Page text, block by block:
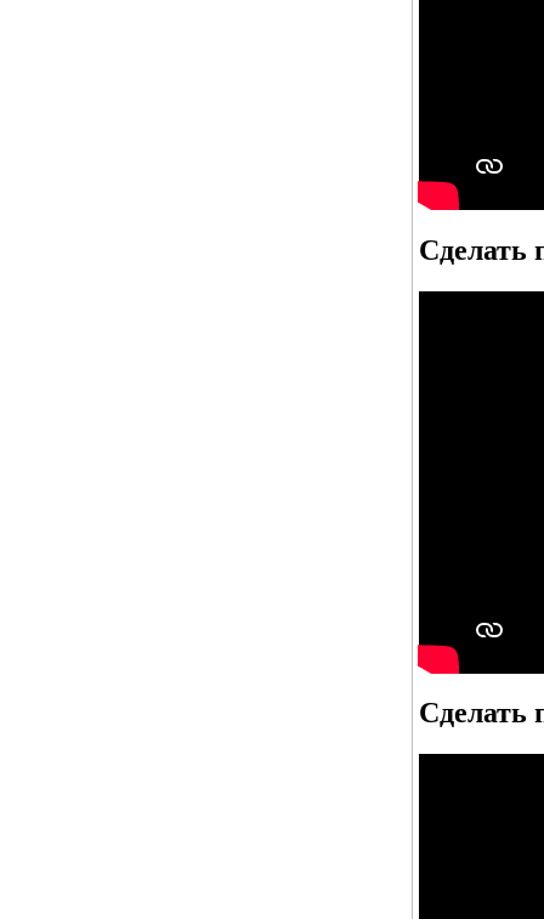
Сделать
Сделать